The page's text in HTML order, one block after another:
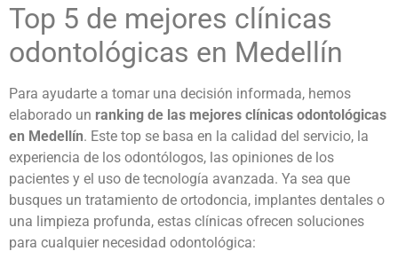
Top 5 de mejores clínicas
odontológicas en Medellín
Para ayudarte a tomar una decisión informada, hemos
elaborado un ranking de las mejores clínicas odontológicas
en Medellín. Este top se basa en la calidad del servicio, la
experiencia de los odontólogos, las opiniones de los
pacientes y el uso de tecnología avanzada. Ya sea que
busques un tratamiento de ortodoncia, implantes dentales o
una limpieza profunda, estas clínicas ofrecen soluciones
para cualquier necesidad odontológica: